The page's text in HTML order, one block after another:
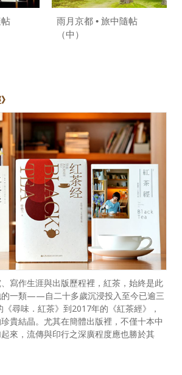
雨月京都 • 旅中隨帖
（中）
寫作生涯與出版歷程裡，紅茶，始終是此
的一類——自二十多歲沉浸投入至今已逾三
尋味．紅茶》到2017年的《紅茶經》，
貴結晶。尤其在簡體出版裡，不僅十本中
來，流傳與印行之深廣程度應也勝於其